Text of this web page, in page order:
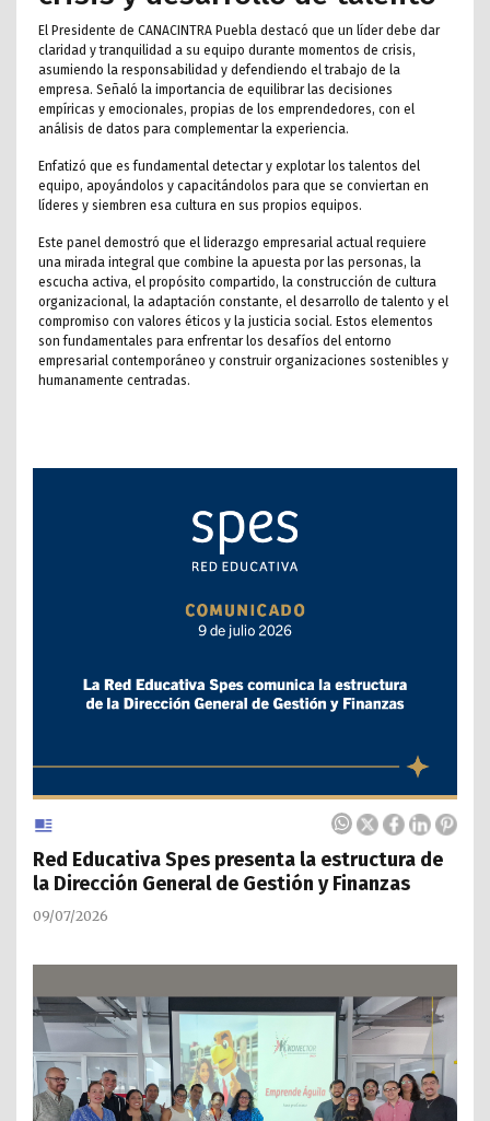
El Presidente de CANACINTRA Puebla destacó que un líder debe dar
claridad y tranquilidad a su equipo durante momentos de crisis,
asumiendo la responsabilidad y defendiendo el trabajo de la
empresa. Señaló la importancia de equilibrar las decisiones
empíricas y emocionales, propias de los emprendedores, con el
análisis de datos para complementar la experiencia.
Enfatizó que es fundamental detectar y explotar los talentos del
equipo, apoyándolos y capacitándolos para que se conviertan en
líderes y siembren esa cultura en sus propios equipos.
Este panel demostró que el liderazgo empresarial actual requiere
una mirada integral que combine la apuesta por las personas, la
escucha activa, el propósito compartido, la construcción de cultura
organizacional, la adaptación constante, el desarrollo de talento y el
compromiso con valores éticos y la justicia social. Estos elementos
son fundamentales para enfrentar los desafíos del entorno
empresarial contemporáneo y construir organizaciones sostenibles y
humanamente centradas.
Red Educativa Spes presenta la estructura de
la Dirección General de Gestión y Finanzas
09/07/2026